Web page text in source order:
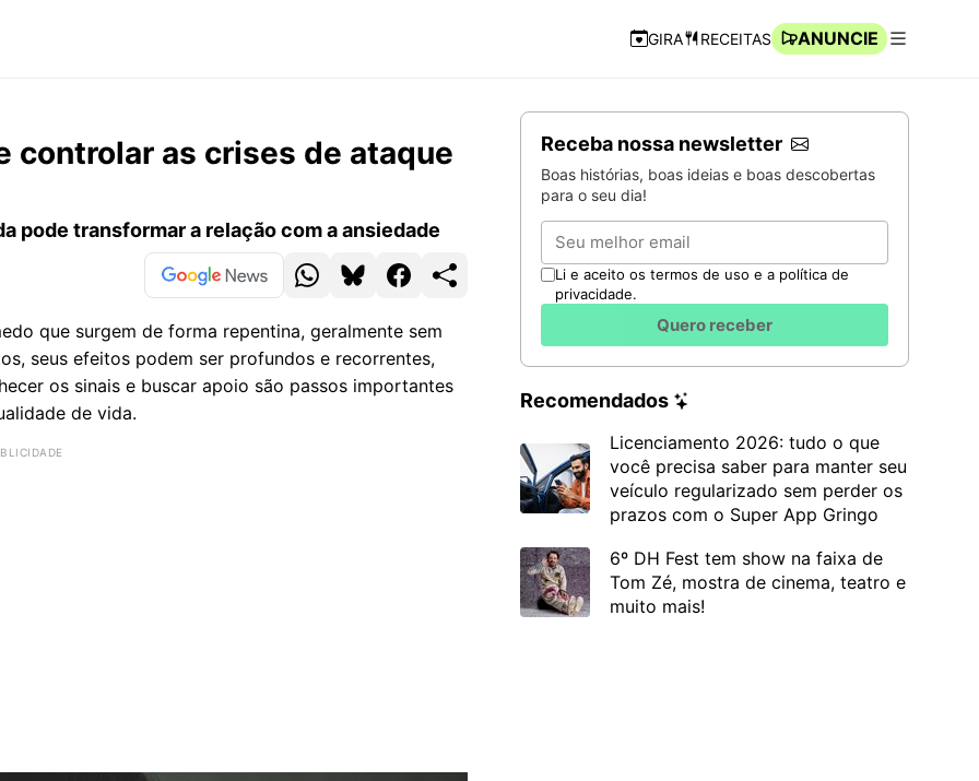
Navegação Rápida
GIRA RECEITAS
ANUNCIE
controlar as crises de ataque
pode transformar a relação com a ansiedade
que surgem de forma repentina, geralmente sem
seus efeitos podem ser profundos e recorrentes,
os sinais e buscar apoio são passos importantes
de vida.
Receba nossa newsletter
Boas histórias, boas ideias e boas descobertas
para o seu dia!
Email
Li e aceito os termos de uso e a política de
privacidade.
Quero receber
Recomendados
Licenciamento 2026: tudo o que
você precisa saber para manter seu
veículo regularizado sem perder os
prazos com o Super App Gringo
6º DH Fest tem show na faixa de
Tom Zé, mostra de cinema, teatro e
muito mais!